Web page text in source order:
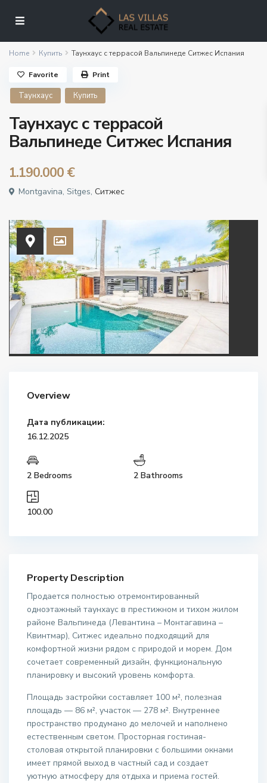
Home Купить Таунхаус с террасой Вальпинеде Ситжес Испания
Таунхаус Купить
Таунхаус с террасой
Вальпинеде Ситжес Испания
1.190.000 €
Montgavina, Sitges, Ситжес
Favorite Print
Overview
Дата публикации:
16.12.2025
2 Bedrooms 2 Bathrooms
100.00
Property Description
Продается полностью отремонтированный
одноэтажный таунхаус в престижном и тихом жилом
районе Вальпинеда (Левантина – Монтагавина –
Квинтмар), Ситжес идеально подходящий для
комфортной жизни рядом с природой и морем. Дом
сочетает современный дизайн, функциональную
планировку и высокий уровень комфорта.
Площадь застройки составляет 100 м², полезная
площадь — 86 м², участок — 278 м². Внутреннее
пространство продумано до мелочей и наполнено
естественным светом. Просторная гостиная-
столовая открытой планировки с большими окнами
имеет прямой выход в частный сад и создает
уютную атмосферу для отдыха и приема гостей.